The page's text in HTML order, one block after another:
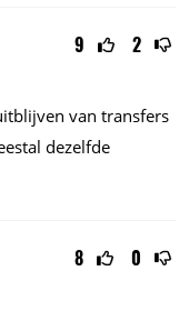
9 2
van transfers
dezelfde
8 0